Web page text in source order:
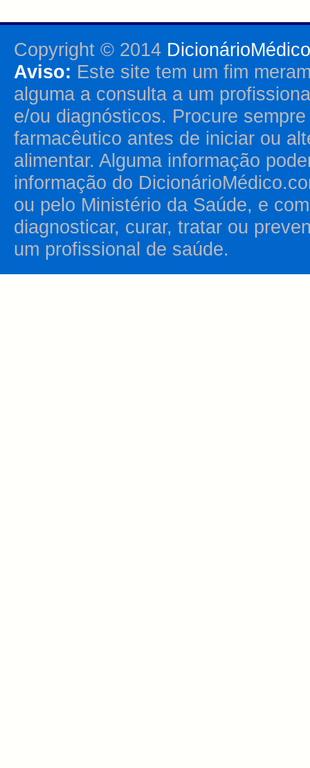
Copyright © 2014
Aviso: Este site tem um fim
alguma a consulta a um
e/ou diagnósticos. Procure
farmacêutico antes de iniciar ou
alimentar. Alguma informação
informação do
ou pelo Ministério da Saúde, e
diagnosticar, curar, tratar ou
um profissional de saúde.